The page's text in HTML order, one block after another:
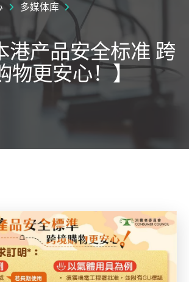
多媒体库
港产品安全标准 跨
物更安心！】